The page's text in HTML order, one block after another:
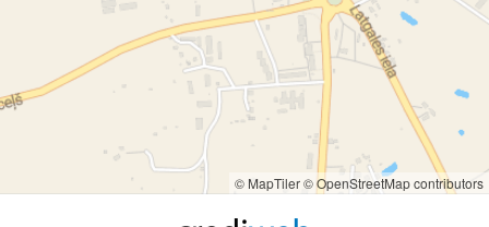
© MapTiler© OpenStreetMap contributors